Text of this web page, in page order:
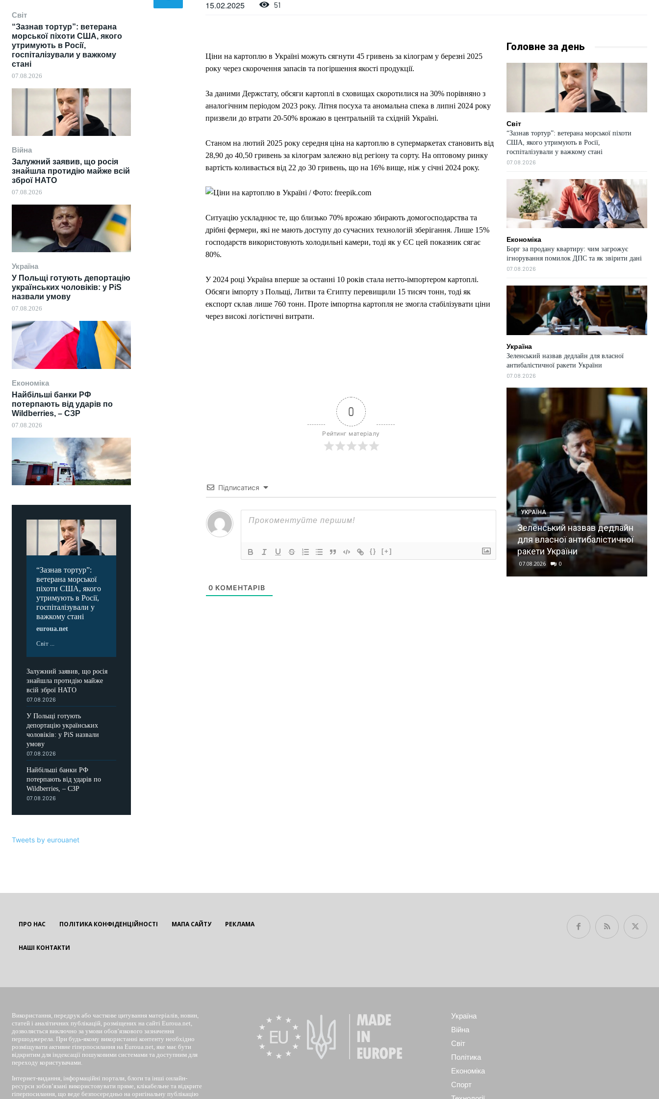
Світ
“Зазнав тортур”: ветерана
морської піхоти США, якого
утримують в Росії,
госпіталізували у важкому
стані
07.08.2026
Війна
Залужний заявив, що росія
знайшла протидію майже всій
зброї НАТО
07.08.2026
Україна
У Польщі готують депортацію
українських чоловіків: у PiS
назвали умову
07.08.2026
Економіка
Найбільші банки РФ
потерпають від ударів по
Wildberries, – СЗР
07.08.2026
“Зазнав тортур”:
ветерана морської
піхоти США, якого
утримують в Росії,
госпіталізували у
важкому стані
euroua.net
Світ ...
Залужний заявив, що росія
знайшла протидію майже
всій зброї НАТО
07.08.2026
У Польщі готують
депортацію українських
чоловіків: у PiS назвали
умову
07.08.2026
Найбільші банки РФ
потерпають від ударів по
Wildberries, – СЗР
07.08.2026
Tweets by eurouanet
15.02.2025 51
Ціни на картоплю в Україні можуть сягнути 45 гривень за кілограм у березні 2025
року через скорочення запасів та погіршення якості продукції.
За даними Держстату, обсяги картоплі в сховищах скоротилися на 30% порівняно з
аналогічним періодом 2023 року. Літня посуха та аномальна спека в липні 2024 року
призвели до втрати 20-50% врожаю в центральній та східній Україні.
Станом на лютий 2025 року середня ціна на картоплю в супермаркетах становить від
28,90 до 40,50 гривень за кілограм залежно від регіону та сорту. На оптовому ринку
вартість коливається від 22 до 30 гривень, що на 16% вище, ніж у січні 2024 року.
Ситуацію ускладнює те, що близько 70% врожаю збирають домогосподарства та
дрібні фермери, які не мають доступу до сучасних технологій зберігання. Лише 15%
господарств використовують холодильні камери, тоді як у ЄС цей показник сягає
80%.
У 2024 році Україна вперше за останні 10 років стала нетто-імпортером картоплі.
Обсяги імпорту з Польщі, Литви та Єгипту перевищили 15 тисяч тонн, тоді як
експорт склав лише 760 тонн. Проте імпортна картопля не змогла стабілізувати ціни
через високі логістичні витрати.
0
Рейтинг матеріалу
Підписатися
{} [+]
0 КОМЕНТАРІВ
Головне за день
Світ
“Зазнав тортур”: ветерана морської піхоти
США, якого утримують в Росії,
госпіталізували у важкому стані
07.08.2026
Економіка
Борг за продану квартиру: чим загрожує
ігнорування помилок ДПС та як звірити дані
07.08.2026
Україна
Зеленський назвав дедлайн для власної
антибалістичної ракети України
07.08.2026
УКРАЇНА
Зеленський назвав дедлайн
для власної антибалістичної
ракети України
07.08.2026 0
ПРО НАС ПОЛІТИКА КОНФІДЕНЦІЙНОСТІ МАПА САЙТУ РЕКЛАМА
НАШІ КОНТАКТИ
Використання, передрук або часткове цитування матеріалів, новин,
статей і аналітичних публікацій, розміщених на сайті Euroua.net,
дозволяється виключно за умови обов’язкового зазначення
першоджерела. При будь-якому використанні контенту необхідно
розміщувати активне гіперпосилання на Euroua.net, яке має бути
відкритим для індексації пошуковими системами та доступним для
переходу користувачами.
Інтернет-видання, інформаційні портали, блоги та інші онлайн-
ресурси зобов’язані використовувати пряме, клікабельне та відкрите
гіперпосилання, що веде безпосередньо на оригінальну публікацію
Україна
Війна
Світ
Політика
Економіка
Спорт